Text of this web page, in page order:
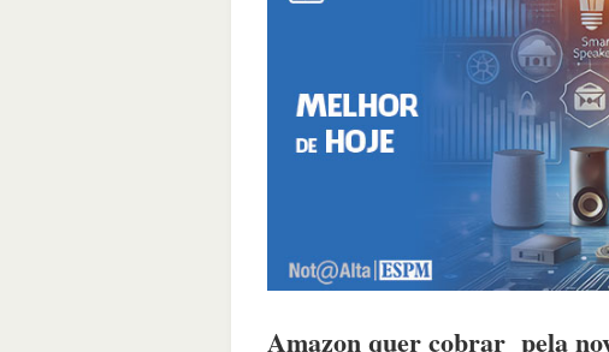
Amazon quer cobrar pela